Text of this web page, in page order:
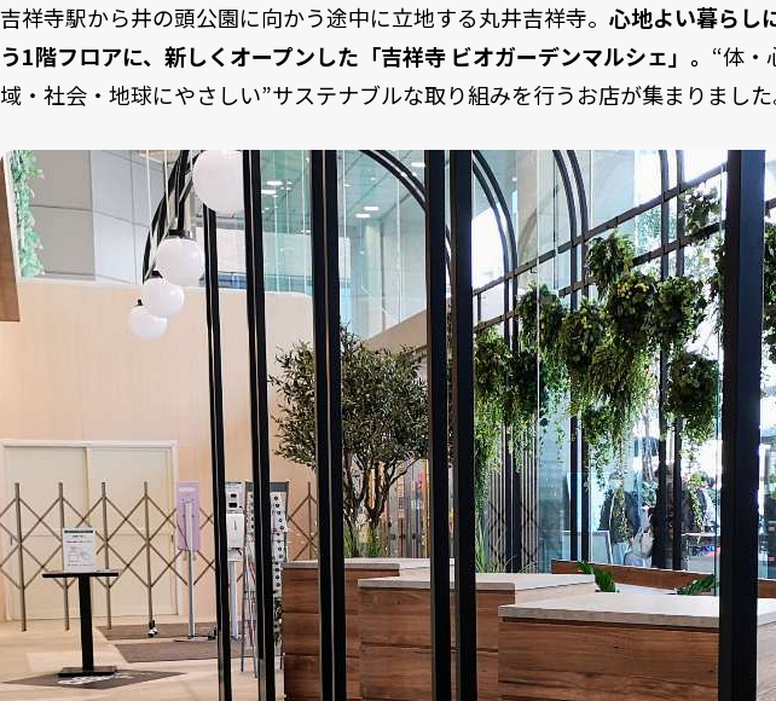
5-1
人気TOP3
5-2
店舗限定の軽食「ワダパオ」
5-3
実飲！
6-1
人気TOP3
6-2
実食！
7 ホームメイドプリン専門店「POPOCATE」
7-1
人気TOP3
7-2
実食！
お店・お外・自宅でウェルビーイング
吉祥寺駅から井の頭公園に向かう途中に立地する丸井吉祥寺。 心地よい暮らし
う1階フロアに、新しくオープンした「吉祥寺 ビオガーデンマルシェ」。 “体・
域・社会・地球にやさしい”サステナブルな取り組みを行うお店が集まりました